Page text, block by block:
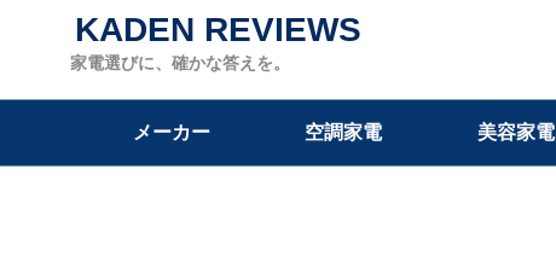
家電選びに、確かな答えを。
KADEN REVIEWS
メーカー 空調家電 美容家電